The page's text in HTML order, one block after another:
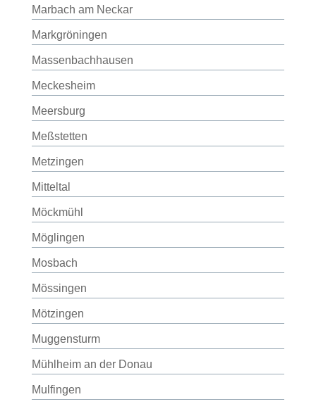
Marbach am Neckar
Markgröningen
Massenbachhausen
Meckesheim
Meersburg
Meßstetten
Metzingen
Mitteltal
Möckmühl
Möglingen
Mosbach
Mössingen
Mötzingen
Muggensturm
Mühlheim an der Donau
Mulfingen